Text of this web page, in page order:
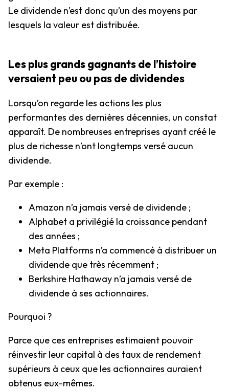
Le dividende n’est donc qu’un des moyens par
lesquels la valeur est distribuée.
Les plus grands gagnants de l’histoire
versaient peu ou pas de dividendes
Lorsqu’on regarde les actions les plus
performantes des dernières décennies, un constat
apparaît. De nombreuses entreprises ayant créé le
plus de richesse n’ont longtemps versé aucun
dividende.
Par exemple :
Amazon n’a jamais versé de dividende ;
Alphabet a privilégié la croissance pendant
des années ;
Meta Platforms n’a commencé à distribuer un
dividende que très récemment ;
Berkshire Hathaway n’a jamais versé de
dividende à ses actionnaires.
Pourquoi ?
Parce que ces entreprises estimaient pouvoir
réinvestir leur capital à des taux de rendement
supérieurs à ceux que les actionnaires auraient
obtenus eux-mêmes.